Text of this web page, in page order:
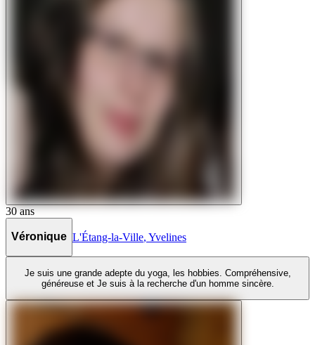
30 ans
Véronique L'Étang-la-Ville Yvelines
Je suis une grande adepte du yoga, les hobbies. Compréhensive,
généreuse et Je suis à la recherche d'un homme sincère.